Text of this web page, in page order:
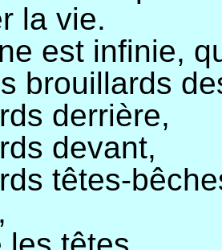
la vie.
est infinie,
brouillards
derrière,
devant,
têtes-